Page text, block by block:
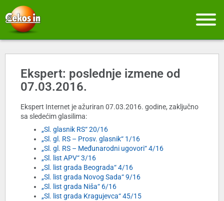
Ekspert: poslednje izmene od
07.03.2016.
Ekspert Internet je ažuriran 07.03.2016. godine, zaključno
sa sledećim glasilima:
„Sl. glasnik RS“ 20/16
„Sl. gl. RS – Prosv. glasnik“ 1/16
„Sl. gl. RS – Međunarodni ugovori“ 4/16
„Sl. list APV“ 3/16
„Sl. list grada Beograda“ 4/16
„Sl. list grada Novog Sada“ 9/16
„Sl. list grada Niša“ 6/16
„Sl. list grada Kragujevca“ 45/15